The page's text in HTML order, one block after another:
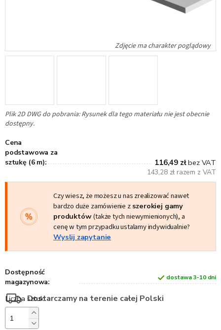
Plik 2D DWG do pobrania: Rysunek dla tego materiału nie jest obecnie
dostępny.
Cena
podstawowa za
sztukę (6 m):
116,49 złbez VAT
143,28 zł razem z VAT
Czy wiesz, że możesz u nas zrealizować nawet
bardzo duże zamówienie z szerokiej gamy
produktów(także tych niewymienionych), a
cenę w tym przypadku ustalamy indywidualnie?
Wyslij zapytanie
Dostępność
magazynowa:
dostawa 3-10 dni
Dostarczamy na terenie całej Polski